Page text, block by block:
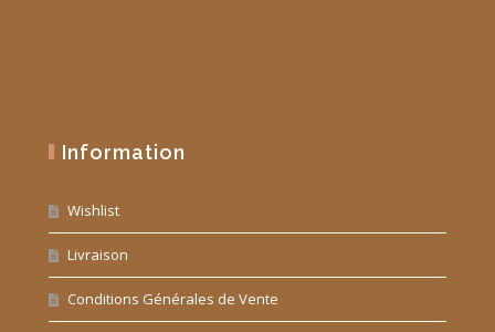
Information
Wishlist
Livraison
Conditions Générales de Vente